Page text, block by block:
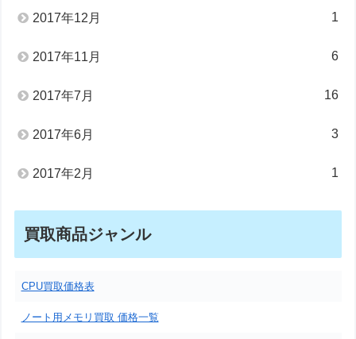
2017年12月 1
2017年11月 6
2017年7月 16
2017年6月 3
2017年2月 1
買取商品ジャンル
CPU買取価格表
ノート用メモリ買取 価格一覧